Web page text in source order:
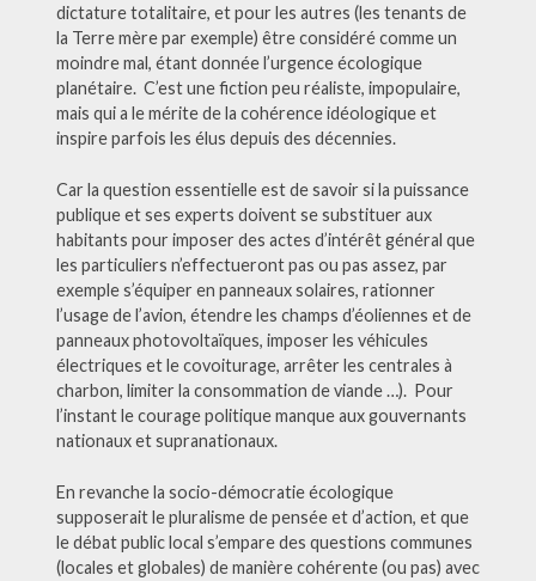
dictature totalitaire, et pour les autres (les tenants de
la Terre mère par exemple) être considéré comme un
moindre mal, étant donnée l’urgence écologique
planétaire. C’est une fiction peu réaliste, impopulaire,
mais qui a le mérite de la cohérence idéologique et
inspire parfois les élus depuis des décennies.
Car la question essentielle est de savoir si la puissance
publique et ses experts doivent se substituer aux
habitants pour imposer des actes d’intérêt général que
les particuliers n’effectueront pas ou pas assez, par
exemple s’équiper en panneaux solaires, rationner
l’usage de l’avion, étendre les champs d’éoliennes et de
panneaux photovoltaïques, imposer les véhicules
électriques et le covoiturage, arrêter les centrales à
charbon, limiter la consommation de viande …). Pour
l’instant le courage politique manque aux gouvernants
nationaux et supranationaux.
En revanche la socio-démocratie écologique
supposerait le pluralisme de pensée et d’action, et que
le débat public local s’empare des questions communes
(locales et globales) de manière cohérente (ou pas) avec